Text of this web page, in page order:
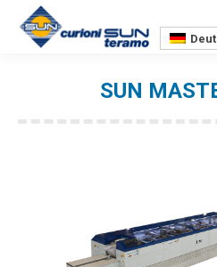
SUN